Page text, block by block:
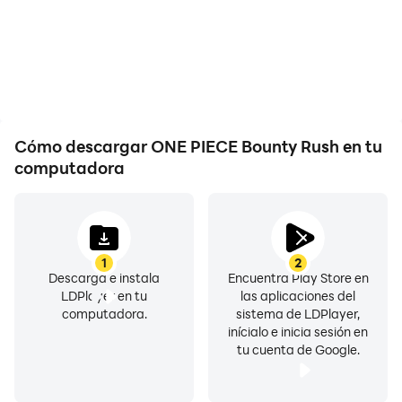
Cómo descargar ONE PIECE Bounty Rush en tu
computadora
1
Descarga e instala
LDPlayer en tu
computadora.
2
Encuentra Play Store en
las aplicaciones del
sistema de LDPlayer,
inícialo e inicia sesión en
tu cuenta de Google.